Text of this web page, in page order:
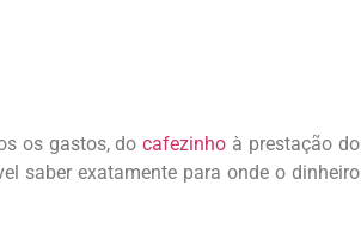
os gastos, docafezinho à prestação do
saber exatamente para onde o dinheiro